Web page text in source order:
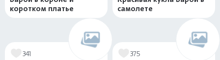
коротком платье
самолете
341 375